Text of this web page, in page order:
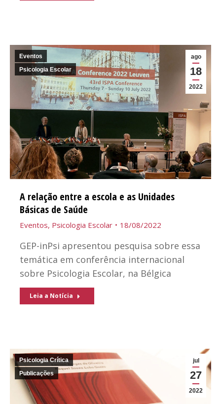
ago
18
2022
Eventos
Psicologia Escolar
A relação entre a escola e as Unidades
Básicas de Saúde
Eventos, Psicologia Escolar 18/08/2022
GEP-inPsi apresentou pesquisa sobre essa
temática em conferência internacional
sobre Psicologia Escolar, na Bélgica
Leia a Notícia
jul
27
2022
Psicologia Crítica
Publicações